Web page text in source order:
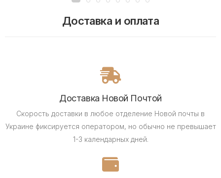
Доставка и оплата
Доставка Новой Почтой
Скорость доставки в любое отделение Новой почты в
Украине фиксируется оператором, но обычно не превышает
1-3 календарных дней.